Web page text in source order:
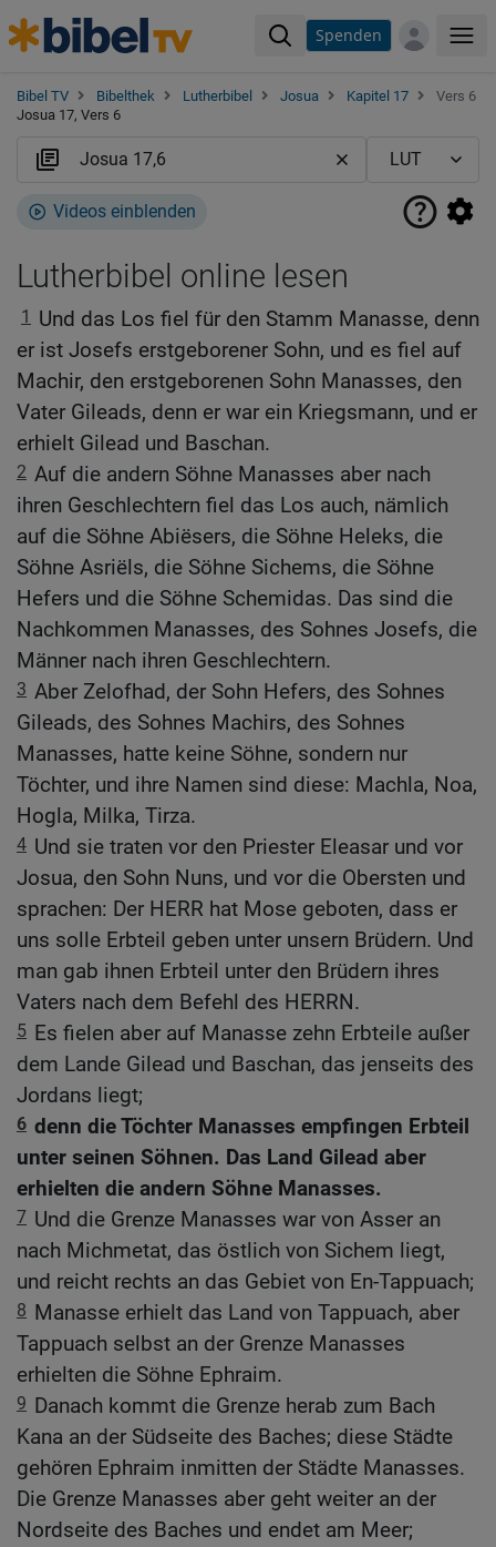
Spenden
Bibel TV Bibelthek Lutherbibel Josua Kapitel 17
Vers 6
Josua 17, Vers 6
Videos einblenden
Lutherbibel online lesen
1 Und das Los fiel für den Stamm Manasse, denn
er ist Josefs erstgeborener Sohn, und es fiel auf
Machir, den erstgeborenen Sohn Manasses, den
Vater Gileads, denn er war ein Kriegsmann, und er
erhielt Gilead und Baschan.
2 Auf die andern Söhne Manasses aber nach
ihren Geschlechtern fiel das Los auch, nämlich
auf die Söhne Abiësers, die Söhne Heleks, die
Söhne Asriëls, die Söhne Sichems, die Söhne
Hefers und die Söhne Schemidas. Das sind die
Nachkommen Manasses, des Sohnes Josefs, die
Männer nach ihren Geschlechtern.
3 Aber Zelofhad, der Sohn Hefers, des Sohnes
Gileads, des Sohnes Machirs, des Sohnes
Manasses, hatte keine Söhne, sondern nur
Töchter, und ihre Namen sind diese: Machla, Noa,
Hogla, Milka, Tirza.
4 Und sie traten vor den Priester Eleasar und vor
Josua, den Sohn Nuns, und vor die Obersten und
sprachen: Der HERR hat Mose geboten, dass er
uns solle Erbteil geben unter unsern Brüdern. Und
man gab ihnen Erbteil unter den Brüdern ihres
Vaters nach dem Befehl des HERRN.
5 Es fielen aber auf Manasse zehn Erbteile außer
dem Lande Gilead und Baschan, das jenseits des
Jordans liegt;
6 denn die Töchter Manasses empfingen Erbteil
unter seinen Söhnen. Das Land Gilead aber
erhielten die andern Söhne Manasses.
7 Und die Grenze Manasses war von Asser an
nach Michmetat, das östlich von Sichem liegt,
und reicht rechts an das Gebiet von En-Tappuach;
8 Manasse erhielt das Land von Tappuach, aber
Tappuach selbst an der Grenze Manasses
erhielten die Söhne Ephraim.
9 Danach kommt die Grenze herab zum Bach
Kana an der Südseite des Baches; diese Städte
gehören Ephraim inmitten der Städte Manasses.
Die Grenze Manasses aber geht weiter an der
Nordseite des Baches und endet am Meer;